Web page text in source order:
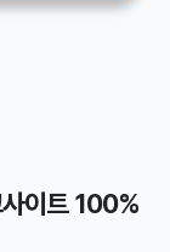
사이트 100%